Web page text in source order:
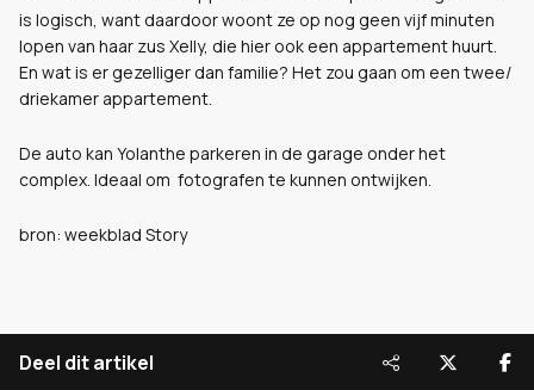
is logisch, want daardoor woont ze op nog geen vijf minuten
lopen van haar zus Xelly, die hier ook een appartement huurt.
En wat is er gezelliger dan familie? Het zou gaan om een twee/
driekamer appartement.
De auto kan Yolanthe parkeren in de garage onder het
complex. Ideaal om fotografen te kunnen ontwijken.
bron: weekblad Story
Deel dit artikel